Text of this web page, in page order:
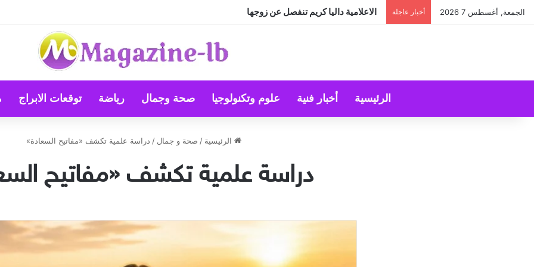
الجمعة, أغسطس 7 2026 أخبار عاجلة الاعلامية داليا كريم تنفصل عن زوجها
الرئيسية أخبار فنية علوم وتكنولوجيا صحة وجمال رياضة توقعات الابراج
الرئيسية / صحة و جمال / دراسة علمية تكشف «مفاتيح السعادة»
دراسة علمية تكشف «مفاتيح